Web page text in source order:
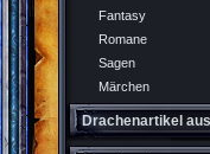
Fantasy
Romane
Sagen
Märchen
Drachenartikel